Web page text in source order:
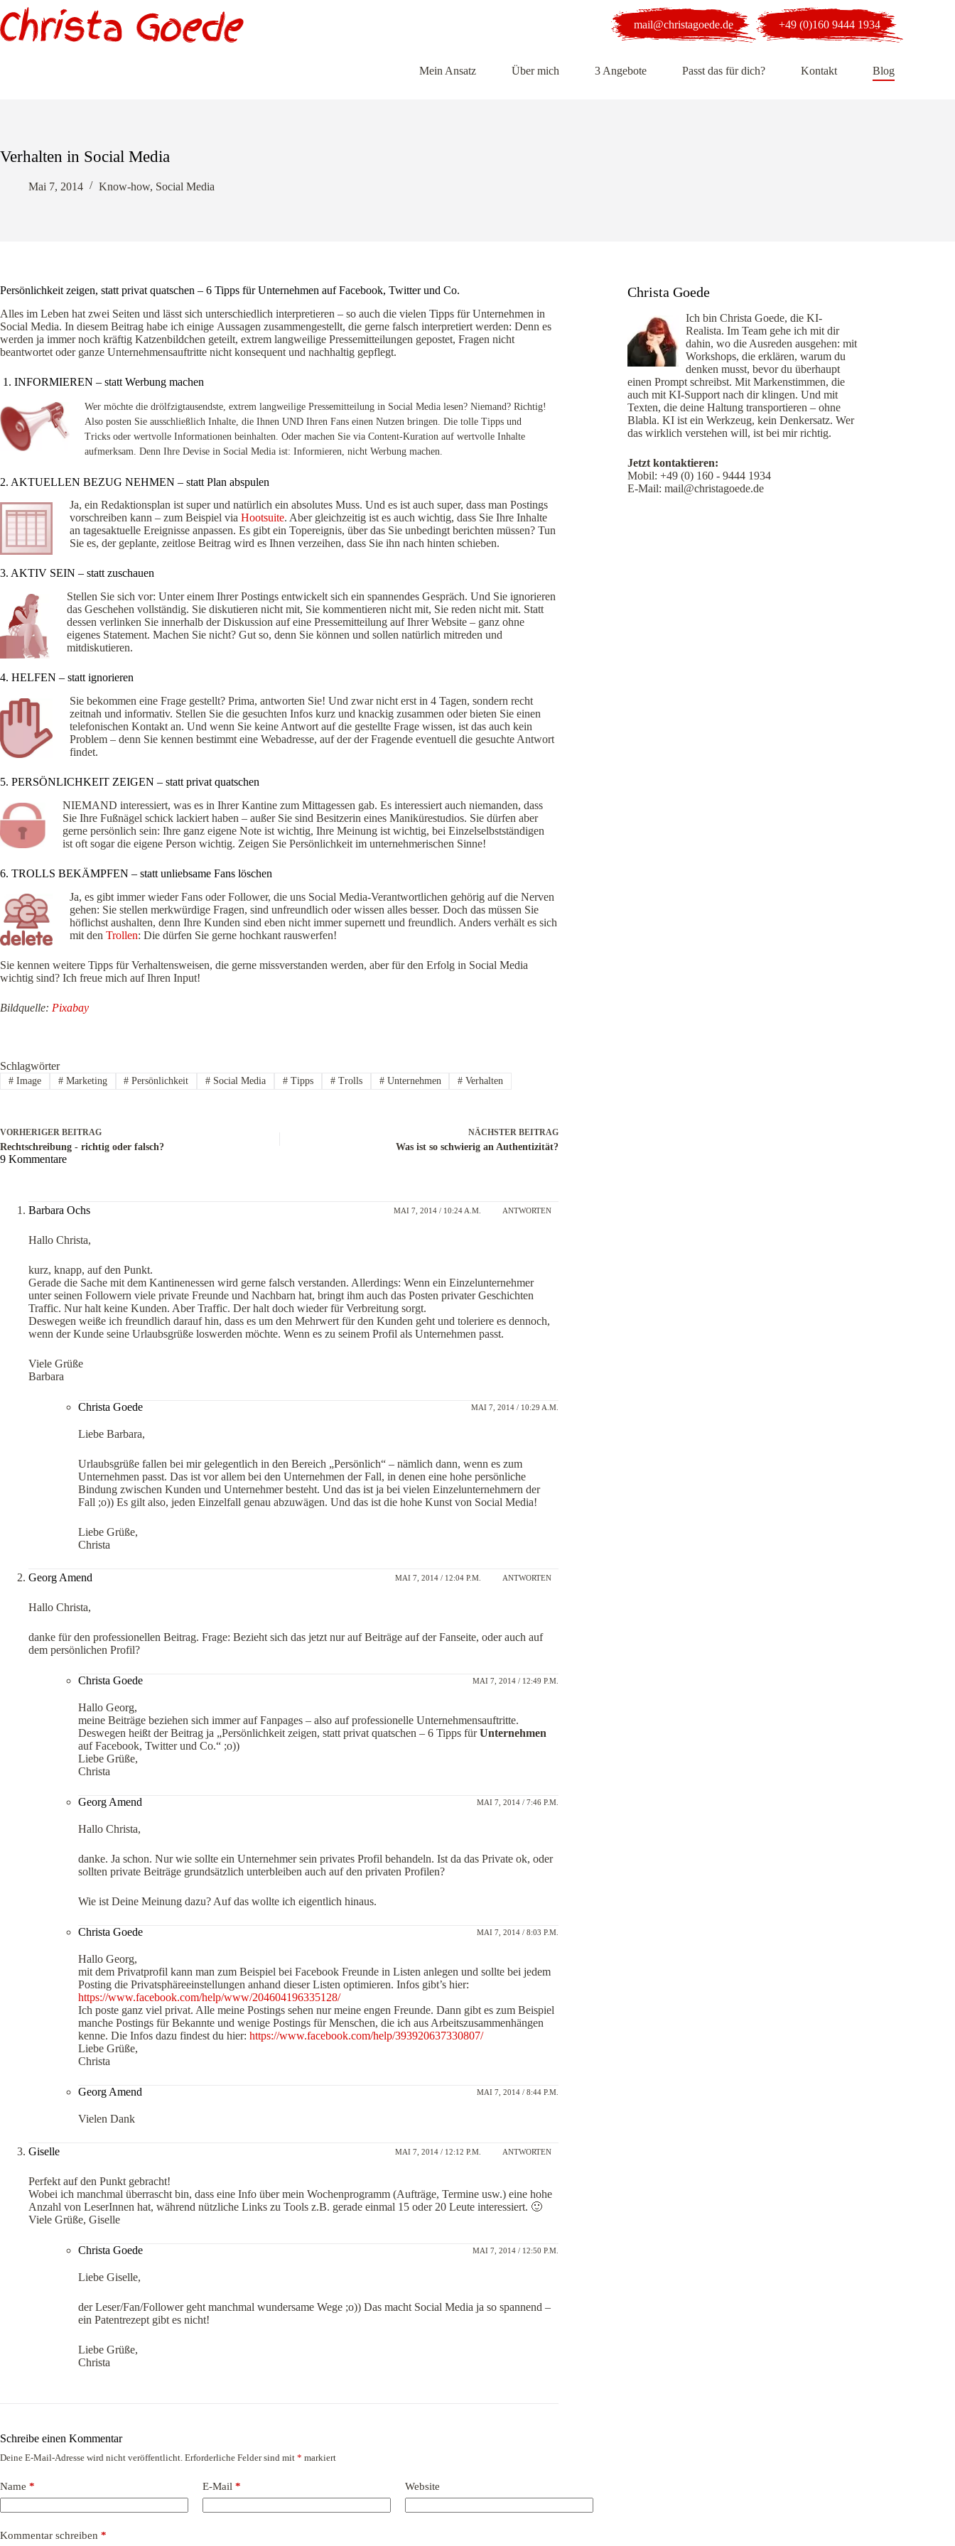
Inhalt
springen
mail@christagoede.de +49 (0)160 9444 1934
Mein Ansatz Über mich 3 Angebote Passt das für dich? Kontakt Blog
Verhalten in Social Media
Mai 7, 2014 Know-how, Social Media
Persönlichkeit zeigen, statt privat quatschen – 6 Tipps für Unternehmen auf Facebook, Twitter und Co.
Alles im Leben hat zwei Seiten und lässt sich unterschiedlich interpretieren – so auch die vielen Tipps für Unternehmen in
Social Media. In diesem Beitrag habe ich einige Aussagen zusammengestellt, die gerne falsch interpretiert werden: Denn es
werden ja immer noch kräftig Katzenbildchen geteilt, extrem langweilige Pressemitteilungen gepostet, Fragen nicht
beantwortet oder ganze Unternehmensauftritte nicht konsequent und nachhaltig gepflegt.
1. INFORMIEREN – statt Werbung machen
Wer möchte die drölfzigtausendste, extrem langweilige Pressemitteilung in Social Media lesen? Niemand? Richtig!
Also posten Sie ausschließlich Inhalte, die Ihnen UND Ihren Fans einen Nutzen bringen. Die tolle Tipps und
Tricks oder wertvolle Informationen beinhalten. Oder machen Sie via Content-Kuration auf wertvolle Inhalte
aufmerksam. Denn Ihre Devise in Social Media ist: Informieren, nicht Werbung machen.
2. AKTUELLEN BEZUG NEHMEN – statt Plan abspulen
Ja, ein Redaktionsplan ist super und natürlich ein absolutes Muss. Und es ist auch super, dass man Postings
vorschreiben kann – zum Beispiel via Hootsuite. Aber gleichzeitig ist es auch wichtig, dass Sie Ihre Inhalte
an tagesaktuelle Ereignisse anpassen. Es gibt ein Topereignis, über das Sie unbedingt berichten müssen? Tun
Sie es, der geplante, zeitlose Beitrag wird es Ihnen verzeihen, dass Sie ihn nach hinten schieben.
3. AKTIV SEIN – statt zuschauen
Stellen Sie sich vor: Unter einem Ihrer Postings entwickelt sich ein spannendes Gespräch. Und Sie ignorieren
das Geschehen vollständig. Sie diskutieren nicht mit, Sie kommentieren nicht mit, Sie reden nicht mit. Statt
dessen verlinken Sie innerhalb der Diskussion auf eine Pressemitteilung auf Ihrer Website – ganz ohne
eigenes Statement. Machen Sie nicht? Gut so, denn Sie können und sollen natürlich mitreden und
mitdiskutieren.
4. HELFEN – statt ignorieren
Sie bekommen eine Frage gestellt? Prima, antworten Sie! Und zwar nicht erst in 4 Tagen, sondern recht
zeitnah und informativ. Stellen Sie die gesuchten Infos kurz und knackig zusammen oder bieten Sie einen
telefonischen Kontakt an. Und wenn Sie keine Antwort auf die gestellte Frage wissen, ist das auch kein
Problem – denn Sie kennen bestimmt eine Webadresse, auf der der Fragende eventuell die gesuchte Antwort
findet.
5. PERSÖNLICHKEIT ZEIGEN – statt privat quatschen
NIEMAND interessiert, was es in Ihrer Kantine zum Mittagessen gab. Es interessiert auch niemanden, dass
Sie Ihre Fußnägel schick lackiert haben – außer Sie sind Besitzerin eines Manikürestudios. Sie dürfen aber
gerne persönlich sein: Ihre ganz eigene Note ist wichtig, Ihre Meinung ist wichtig, bei Einzelselbstständigen
ist oft sogar die eigene Person wichtig. Zeigen Sie Persönlichkeit im unternehmerischen Sinne!
6. TROLLS BEKÄMPFEN – statt unliebsame Fans löschen
Ja, es gibt immer wieder Fans oder Follower, die uns Social Media-Verantwortlichen gehörig auf die Nerven
gehen: Sie stellen merkwürdige Fragen, sind unfreundlich oder wissen alles besser. Doch das müssen Sie
höflichst aushalten, denn Ihre Kunden sind eben nicht immer supernett und freundlich. Anders verhält es sich
mit den Trollen: Die dürfen Sie gerne hochkant rauswerfen!
Sie kennen weitere Tipps für Verhaltensweisen, die gerne missverstanden werden, aber für den Erfolg in Social Media
wichtig sind? Ich freue mich auf Ihren Input!
Bildquelle: Pixabay
Schlagwörter
#Image #Marketing # Persönlichkeit # Social Media # Tipps #Trolls #Unternehmen # Verhalten
VORHERIGER BEITRAG
Rechtschreibung - richtig oder falsch?
NÄCHSTERBEITRAG
Was ist so schwierig an Authentizität?
9 Kommentare
Barbara Ochs MAI 7, 2014 / 10:24 A.M. ANTWORTEN
Hallo Christa,
kurz, knapp, auf den Punkt.
Gerade die Sache mit dem Kantinenessen wird gerne falsch verstanden. Allerdings: Wenn ein Einzelunternehmer
unter seinen Followern viele private Freunde und Nachbarn hat, bringt ihm auch das Posten privater Geschichten
Traffic. Nur halt keine Kunden. Aber Traffic. Der halt doch wieder für Verbreitung sorgt.
Deswegen weiße ich freundlich darauf hin, dass es um den Mehrwert für den Kunden geht und toleriere es dennoch,
wenn der Kunde seine Urlaubsgrüße loswerden möchte. Wenn es zu seinem Profil als Unternehmen passt.
Viele Grüße
Barbara
Christa Goede MAI 7, 2014 / 10:29 A.M.
Liebe Barbara,
Urlaubsgrüße fallen bei mir gelegentlich in den Bereich „Persönlich“ – nämlich dann, wenn es zum
Unternehmen passt. Das ist vor allem bei den Unternehmen der Fall, in denen eine hohe persönliche
Bindung zwischen Kunden und Unternehmer besteht. Und das ist ja bei vielen Einzelunternehmern der
Fall ;o)) Es gilt also, jeden Einzelfall genau abzuwägen. Und das ist die hohe Kunst von Social Media!
Liebe Grüße,
Christa
Georg Amend MAI 7, 2014 / 12:04 P.M. ANTWORTEN
Hallo Christa,
danke für den professionellen Beitrag. Frage: Bezieht sich das jetzt nur auf Beiträge auf der Fanseite, oder auch auf
dem persönlichen Profil?
Christa Goede MAI 7, 2014 / 12:49 P.M.
Hallo Georg,
meine Beiträge beziehen sich immer auf Fanpages – also auf professionelle Unternehmensauftritte.
Deswegen heißt der Beitrag ja „Persönlichkeit zeigen, statt privat quatschen – 6 Tipps fürUnternehmen
auf Facebook, Twitter und Co.“ ;o))
Liebe Grüße,
Christa
Georg Amend MAI 7, 2014 / 7:46 P.M.
Hallo Christa,
danke. Ja schon. Nur wie sollte ein Unternehmer sein privates Profil behandeln. Ist da das Private ok, oder
sollten private Beiträge grundsätzlich unterbleiben auch auf den privaten Profilen?
Wie ist Deine Meinung dazu? Auf das wollte ich eigentlich hinaus.
Christa Goede MAI 7, 2014 / 8:03 P.M.
Hallo Georg,
mit dem Privatprofil kann man zum Beispiel bei Facebook Freunde in Listen anlegen und sollte bei jedem
Posting die Privatsphäreeinstellungen anhand dieser Listen optimieren. Infos gibt’s hier:
https://www.facebook.com/help/www/204604196335128/
Ich poste ganz viel privat. Alle meine Postings sehen nur meine engen Freunde. Dann gibt es zum Beispiel
manche Postings für Bekannte und wenige Postings für Menschen, die ich aus Arbeitszusammenhängen
kenne. Die Infos dazu findest du hier: https://www.facebook.com/help/393920637330807/
Liebe Grüße,
Christa
Georg Amend MAI 7, 2014 / 8:44 P.M.
Vielen Dank
Giselle MAI 7, 2014 / 12:12 P.M. ANTWORTEN
Perfekt auf den Punkt gebracht!
Wobei ich manchmal überrascht bin, dass eine Info über mein Wochenprogramm (Aufträge, Termine usw.) eine hohe
Anzahl von LeserInnen hat, während nützliche Links zu Tools z.B. gerade einmal 15 oder 20 Leute interessiert. 🙂
Viele Grüße, Giselle
Christa Goede MAI 7, 2014 / 12:50 P.M.
Liebe Giselle,
der Leser/Fan/Follower geht manchmal wundersame Wege ;o)) Das macht Social Media ja so spannend –
ein Patentrezept gibt es nicht!
Liebe Grüße,
Christa
Schreibe einen Kommentar
Deine E-Mail-Adresse wird nicht veröffentlicht. Erforderliche Felder sind mit * markiert
Name * E-Mail * Website
Kommentar schreiben *
Christa Goede
Ich bin Christa Goede, die KI-
Realista. Im Team gehe ich mit dir
dahin, wo die Ausreden ausgehen: mit
Workshops, die erklären, warum du
denken musst, bevor du überhaupt
einen Prompt schreibst. Mit Markenstimmen, die
auch mit KI-Support nach dir klingen. Und mit
Texten, die deine Haltung transportieren – ohne
Blabla. KI ist ein Werkzeug, kein Denkersatz. Wer
das wirklich verstehen will, ist bei mir richtig.
Jetzt kontaktieren:
Mobil:+49 (0) 160 - 9444 1934
E-Mail:mail@christagoede.de